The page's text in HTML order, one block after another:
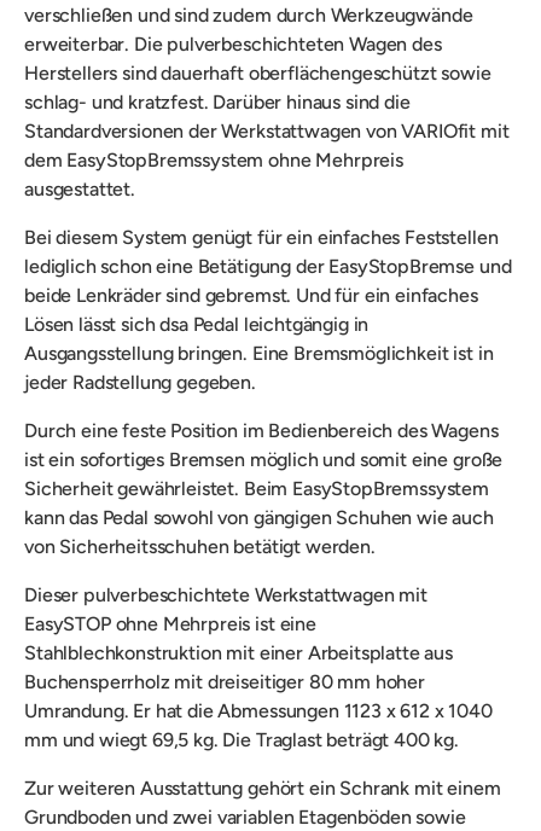
verschließen und sind zudem durch Werkzeugwände
erweiterbar. Die pulverbeschichteten Wagen des
Herstellers sind dauerhaft oberflächengeschützt sowie
schlag- und kratzfest. Darüber hinaus sind die
Standardversionen der Werkstattwagen von VARIOfit mit
dem EasyStopBremssystem ohne Mehrpreis
ausgestattet.
Bei diesem System genügt für ein einfaches Feststellen
lediglich schon eine Betätigung der EasyStopBremse und
beide Lenkräder sind gebremst. Und für ein einfaches
Lösen lässt sich dsa Pedal leichtgängig in
Ausgangsstellung bringen. Eine Bremsmöglichkeit ist in
jeder Radstellung gegeben.
Durch eine feste Position im Bedienbereich des Wagens
ist ein sofortiges Bremsen möglich und somit eine große
Sicherheit gewährleistet. Beim EasyStopBremssystem
kann das Pedal sowohl von gängigen Schuhen wie auch
von Sicherheitsschuhen betätigt werden.
Dieser pulverbeschichtete Werkstattwagen mit
EasySTOP ohne Mehrpreis ist eine
Stahlblechkonstruktion mit einer Arbeitsplatte aus
Buchensperrholz mit dreiseitiger 80 mm hoher
Umrandung. Er hat die Abmessungen 1123 x 612 x 1040
mm und wiegt 69,5 kg. Die Traglast beträgt 400 kg.
Zur weiteren Ausstattung gehört ein Schrank mit einem
Grundboden und zwei variablen Etagenböden sowie